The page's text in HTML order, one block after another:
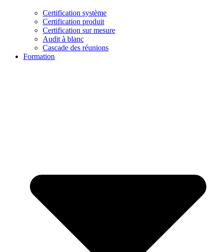
Certification système
Certification produit
Certification sur mesure
Audit à blanc
Cascade des réunions
Formation